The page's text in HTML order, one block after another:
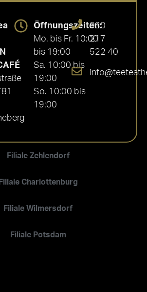
Filiale Zehlendorf
Filiale Charlottenburg
Filiale Wilmersdorf
Filiale Potsdam
Öffnungszeiten:
Mo. bis Fr. 10:00
bis 19:00
Sa. 10:00 bis
19:00
So. 10:00 bis
19:00
030
217
522 40